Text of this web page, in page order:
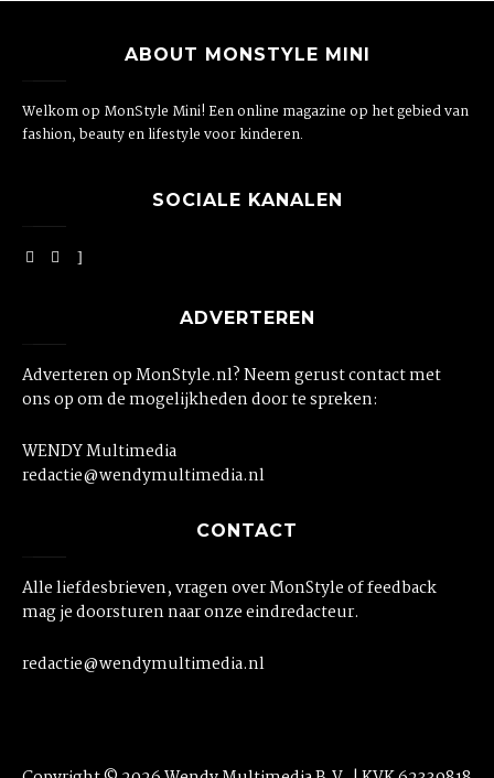
ABOUT MONSTYLE MINI
Welkom op MonStyle Mini! Een online magazine op het gebied van
fashion, beauty en lifestyle voor kinderen.
SOCIALE KANALEN
ADVERTEREN
Adverteren op MonStyle.nl? Neem gerust contact met
ons op om de mogelijkheden door te spreken:
WENDY Multimedia
redactie@wendymultimedia.nl
CONTACT
Alle liefdesbrieven, vragen over MonStyle of feedback
mag je doorsturen naar onze eindredacteur.
redactie@wendymultimedia.nl